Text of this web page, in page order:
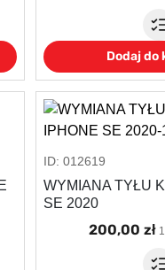
Dodaj do
ID: 012619
WYMIANA TYŁU
SE 2020
200,00 zł